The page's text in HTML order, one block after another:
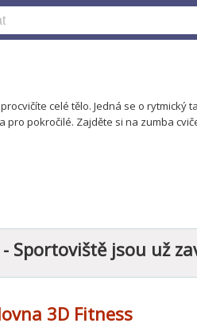
celé tělo. Jedná se o rytmický
pokročilé. Zajděte si na zumba
Sportoviště jsou už
3D Fitness